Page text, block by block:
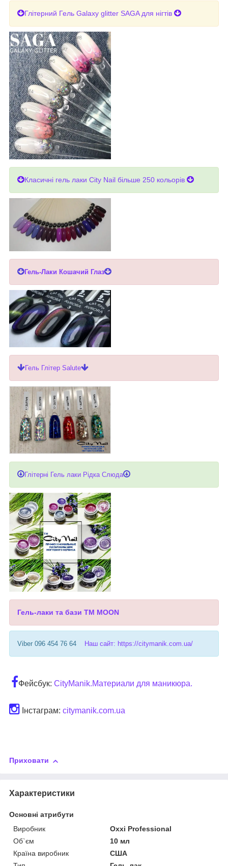
Глітерний Гель Galaxy glitter SAGA для нігтів
Класичні гель лаки City Nail більше 250 кольорів
Гель-Лаки Кошачий Глаз
Гель Глітер Salute
Глітерні Гель лаки Рідка Слюда
Гель-лаки та бази ТМ MOON
Viber 096 454 76 64 Наш сайт: https://citymanik.com.ua/
Фейсбук: CityManik.Материали для маникюра.
Інстаграм: citymanik.com.ua
Приховати
Характеристики
Основні атрибути
Виробник
Oxxi Professional
Об`єм
10 мл
Країна виробник
США